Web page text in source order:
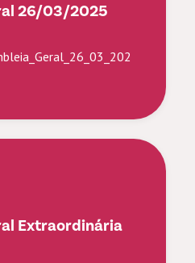
26/03/2025
Extraordinária